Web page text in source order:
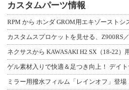
カスタムパーツ情報
ネクサスから KAWASAKI H2 SX（18-22）